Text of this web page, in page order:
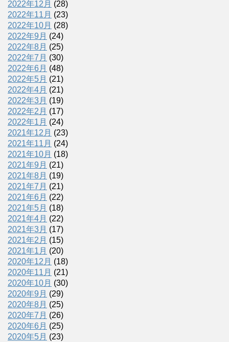
2022年12月 (28)
2022年11月 (23)
2022年10月 (28)
2022年9月 (24)
2022年8月 (25)
2022年7月 (30)
2022年6月 (48)
2022年5月 (21)
2022年4月 (21)
2022年3月 (19)
2022年2月 (17)
2022年1月 (24)
2021年12月 (23)
2021年11月 (24)
2021年10月 (18)
2021年9月 (21)
2021年8月 (19)
2021年7月 (21)
2021年6月 (22)
2021年5月 (18)
2021年4月 (22)
2021年3月 (17)
2021年2月 (15)
2021年1月 (20)
2020年12月 (18)
2020年11月 (21)
2020年10月 (30)
2020年9月 (29)
2020年8月 (25)
2020年7月 (26)
2020年6月 (25)
2020年5月 (23)